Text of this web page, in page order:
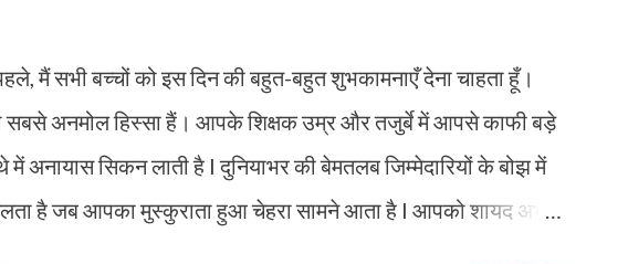
in this regard. 5. It was demanded by the woman
मैं सभी बच्चों को इस दिन की बहुत-बहुत शुभकामनाएँ देना चाहता हूँ।
सबसे अनमोल हिस्सा हैं। आपके शिक्षक उम्र और तजुर्बे में आपसे काफी बड़े
अनायास सिकन लाती है l दुनियाभर की बेमतलब जिम्मेदारियों के बोझ में
है जब आपका मुस्कुराता हुआ चेहरा सामने आता है l आपको शायद अभी